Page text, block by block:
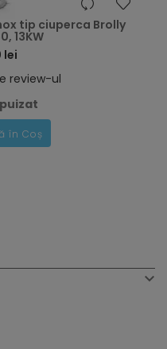
tip ciuperca Brolly
13KW
lei
review-ul
în Coș
